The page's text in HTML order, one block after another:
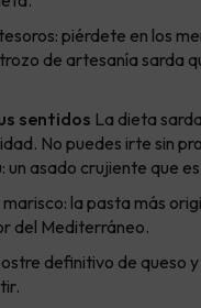
piérdete en los
de artesanía sarda
sentidos La dieta
No puedes irte sin
un asado crujiente que
la pasta más
del Mediterráneo.
definitivo de queso